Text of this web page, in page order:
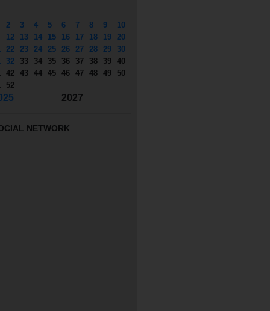
2 3 4 5 6 7 8 9
10
12 13 14 15 16 17 18 19
20
22 23 24 25 26 27 28 29
30
32 33 34 35 36 37 38 39 40
42 43 44 45 46 47 48 49
50
52
2027
NETWORK